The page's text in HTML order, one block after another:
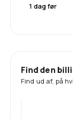
1 dag før
Find den
Find ud af, på